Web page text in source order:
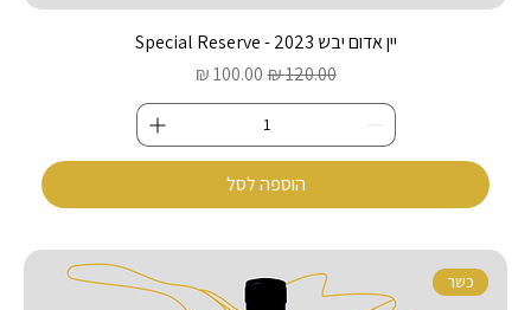
יין אדום יבש 2023 - Special Reserve
מחיר רגיל‏120.00 ‏₪ מחיר מבצע
הוספה לסל
כשר